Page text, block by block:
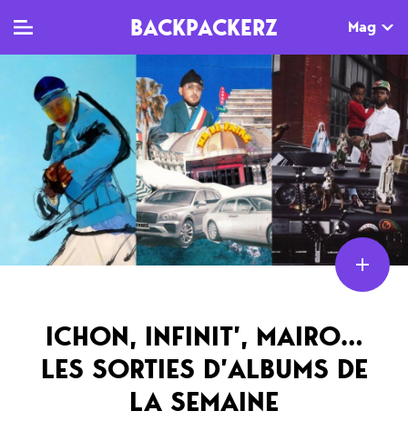
BACKPACKERZ Mag
TV
Clips
Live
Documentaires
MAG
Dossiers
Tops
Interviews
Sorties
Newsletter
AGENDA
Paris
Festivals
ICHON, INFINIT’, MAIRO…
LES SORTIES D’ALBUMS DE
LA SEMAINE